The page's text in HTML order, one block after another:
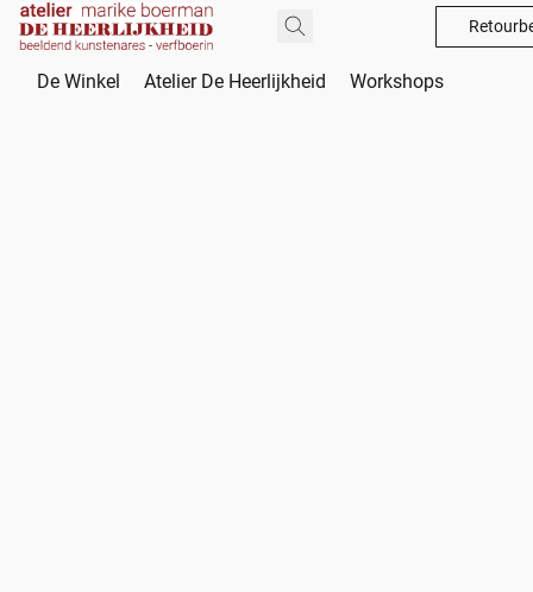
De Winkel Atelier De Heerlijkheid Workshops